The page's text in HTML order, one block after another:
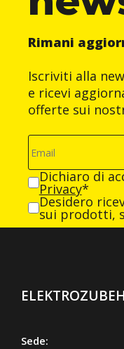
Rimani
Iscriviti alla
e ricevi
offerte sui
Dichiaro di
Privacy*
Desidero
sui prodotti,
Sede: